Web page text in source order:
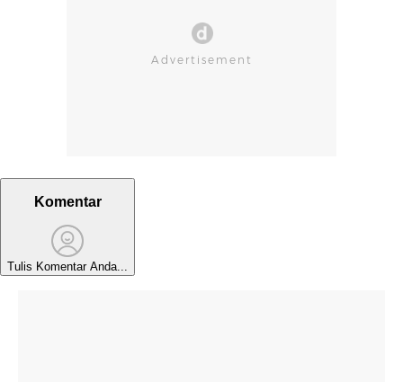
Komentar
Tulis Komentar Anda...